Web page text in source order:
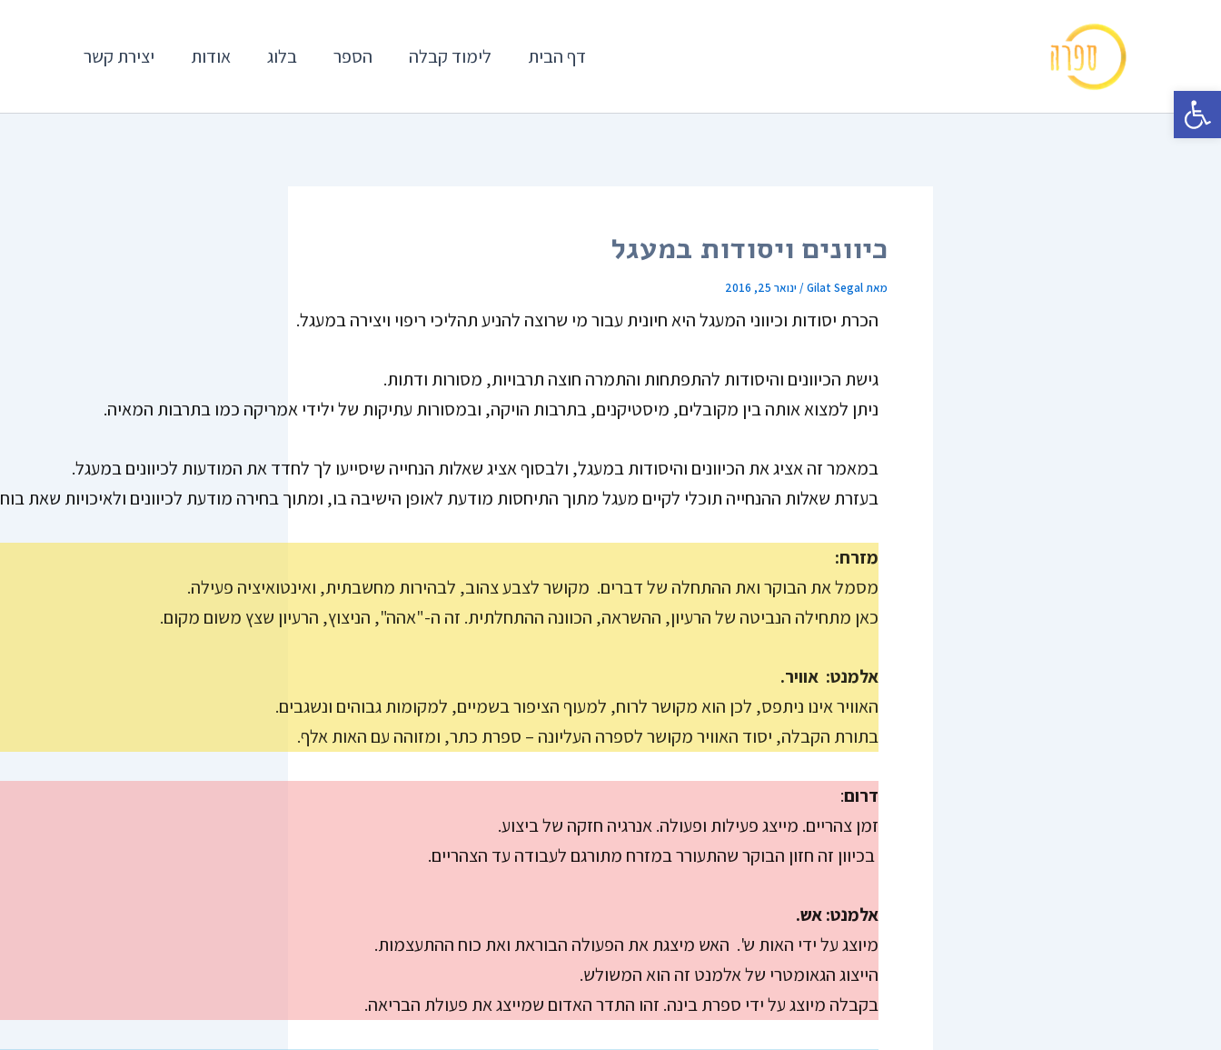
פתח סרגל נגישות
דף הבית לימוד קבלה הספר בלוג אודות יצירת קשר
כיוונים ויסודות במעגל
מאתGilat Segal
/ינואר 25, 2016
הכרת יסודות וכיווני המעגל היא חיונית עבור מי שרוצה להניע תהליכי ריפוי ויצירה במעגל.
גישת הכיוונים והיסודות להתפתחות והתמרה חוצה תרבויות, מסורות ודתות.
ניתן למצוא אותה בין מקובלים, מיסטיקנים, בתרבות הויקה, ובמסורות עתיקות של ילידי אמריקה כמו בתרבות המאיה.
במאמר זה אציג את הכיוונים והיסודות במעגל, ולבסוף אציג שאלות הנחייה שיסייעו לך לחדד את המודעות לכיוונים במעגל.
בעזרת שאלות ההנחייה תוכלי לקיים מעגל מתוך התיחסות מודעת לאופן הישיבה בו, ומתוך בחירה מודעת לכיוונים ולאיכויות שאת
מזרח:
מסמל את הבוקר ואת ההתחלה של דברים. מקושר לצבע צהוב, לבהירות מחשבתית, ואינטואיציה פעילה.
כאן מתחילה הנביטה של הרעיון, ההשראה, הכוונה ההתחלתית. זה ה-"אהה", הניצוץ, הרעיון שצץ משום מקום.
אלמנט: אוויר.
האוויר אינו ניתפס, לכן הוא מקושר לרוח, למעוף הציפור בשמיים, למקומות גבוהים ונשגבים.
בתורת הקבלה, יסוד האוויר מקושר לספרה העליונה – ספרת כתר, ומזוהה עם האות אלף.
דרום:
זמן צהריים. מייצג פעילות ופעולה. אנרגיה חזקה של ביצוע.
בכיוון זה חזון הבוקר שהתעורר במזרח מתורגם לעבודה עד הצהריים.
אלמנט: אש.
מיוצג על ידי האות ש'. האש מיצגת את הפעולה הבוראת ואת כוח ההתעצמות.
הייצוג הגאומטרי של אלמנט זה הוא המשולש.
בקבלה מיוצג על ידי ספרת בינה. זהו התדר האדום שמייצג את פעולת הבריאה.